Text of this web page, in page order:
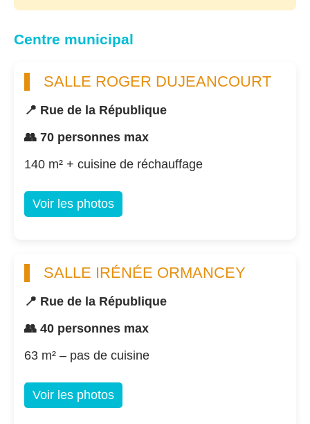
Centre municipal
SALLE ROGER DUJEANCOURT
📍 Rue de la République
👥 70 personnes max
140 m² + cuisine de réchauffage
Voir les photos
SALLE IRÉNÉE ORMANCEY
📍 Rue de la République
👥 40 personnes max
63 m² – pas de cuisine
Voir les photos